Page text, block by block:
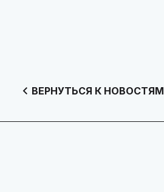
ВЕРНУТЬСЯ К НОВОСТЯМ